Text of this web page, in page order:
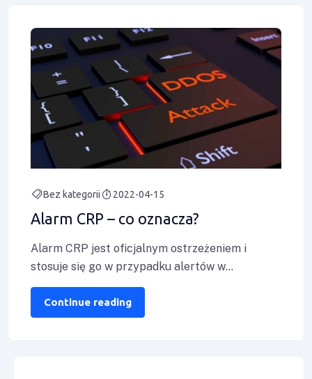
Bez kategorii 2022-04-15
Alarm CRP – co oznacza?
Alarm CRP jest oficjalnym ostrzeżeniem i
stosuje się go w przypadku alertów w
cyberprzestrzeni. Alarm jest ogłaszany w
przypadku potencjalnego
Continue reading